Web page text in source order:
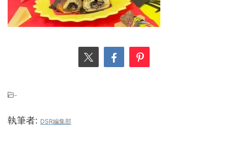
-
執筆者: DSR編集部